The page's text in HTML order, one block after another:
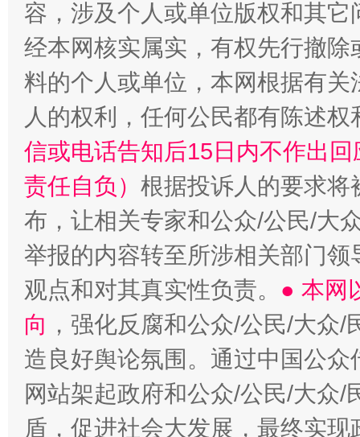
容，涉及个人或单位版权和其它
经本网核实属实，有权先行撤
料的个人或单位，本网根据有
人的权利，任何公民都有陈述
信或电话告知后15日内不作出
责任自负） 根据投诉人的要求将
布，让相关专家和公众/公民/大
举报的内容转至所涉相关部门
观点和对其真实性负责。 ● 本网
向 ，强化反腐和公众/公民/大众
造良好舆论氛围。通过中国公
网站架起政府和公众/公民/大众
盾，促进社会大发展，最终实